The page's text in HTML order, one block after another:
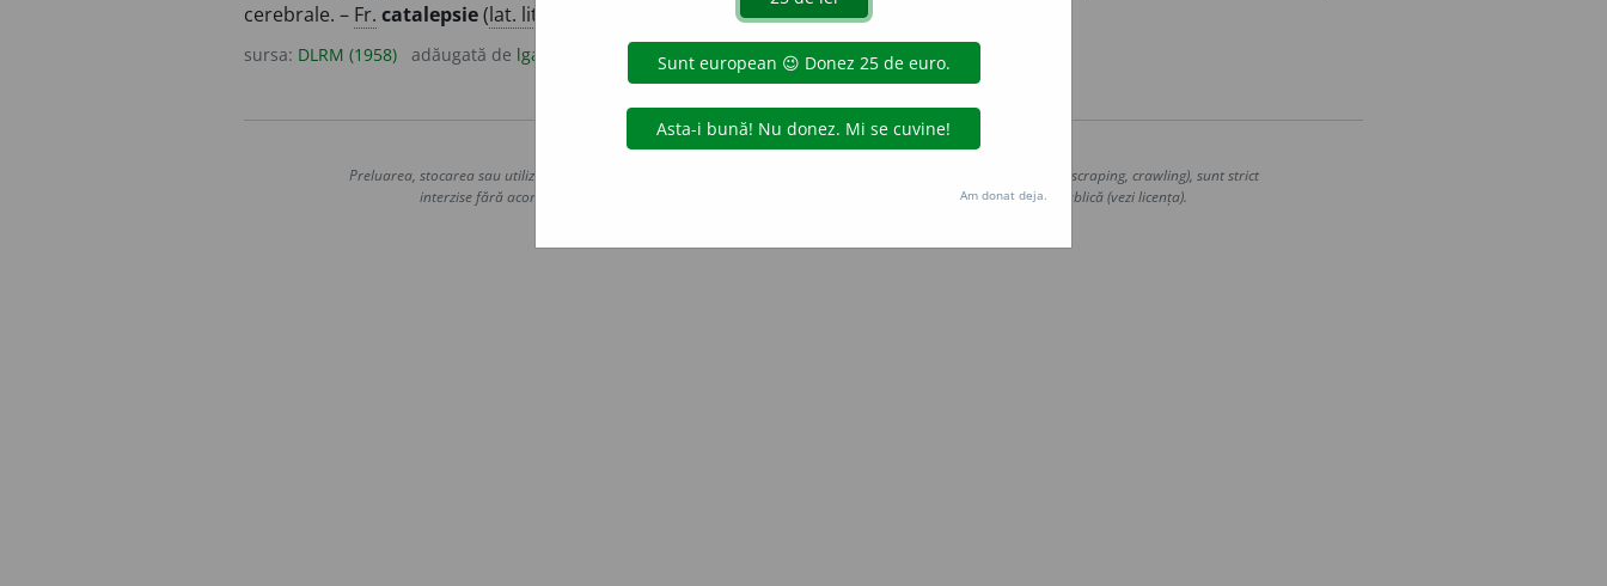
cerebrale. – Fr. catalepsie(lat. lit.
sursa: DLRM (1958) adăugată de lgall
Copyright © 2004-2026 dexonline (https://dexonline.ro)
Preluarea, stocarea sau utilizarea datelor de pe acest site, inclusiv prin orice metode de extragere automată (web scraping, crawling), sunt strict
interzise fără acordul nostru prealabil scris, cu excepția seturilor de date oferite oficial spre utilizare publică (vezi licența).
Am donat deja.